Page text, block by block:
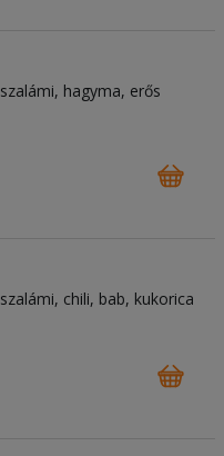
szalámi hagyma erős
szalámi chili bab kukorica